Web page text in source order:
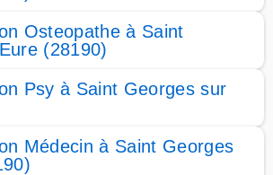
Osteopathe à Saint
(28190)
Psy à Saint Georges sur
Médecin à Saint Georges